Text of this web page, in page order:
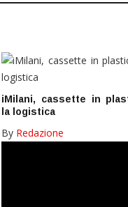
iMilani, cassette in
la logistica
By Redazione